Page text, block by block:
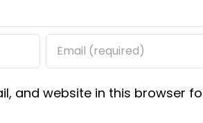
and website in this browser